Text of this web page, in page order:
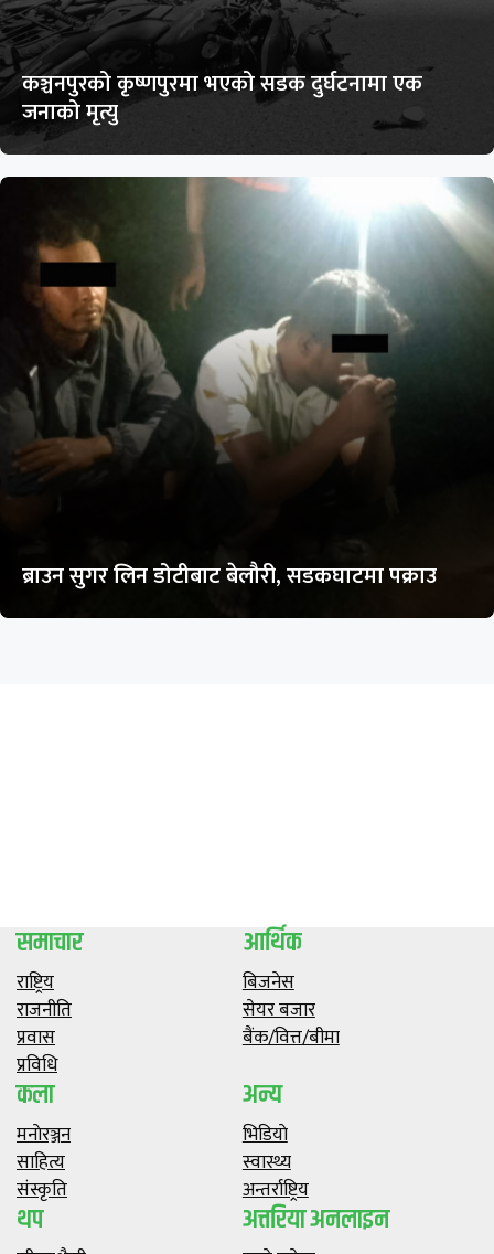
कञ्चनपुरको कृष्णपुरमा भएको सडक दुर्घटनामा एक
जनाको मृत्यु
ब्राउन सुगर लिन डोटीबाट बेलौरी, सडकघाटमा पक्राउ
समाचार
राष्ट्रिय
राजनीति
प्रवास
प्रविधि
आर्थिक
बिजनेस
सेयर बजार
बैंक/वित्त/बीमा
कला
मनाेरञ्जन
साहित्य
संस्कृति
अन्य
भिडियाे
स्वास्थ्य
अन्तर्राष्ट्रिय
थप अत्तरिया अनलाइन